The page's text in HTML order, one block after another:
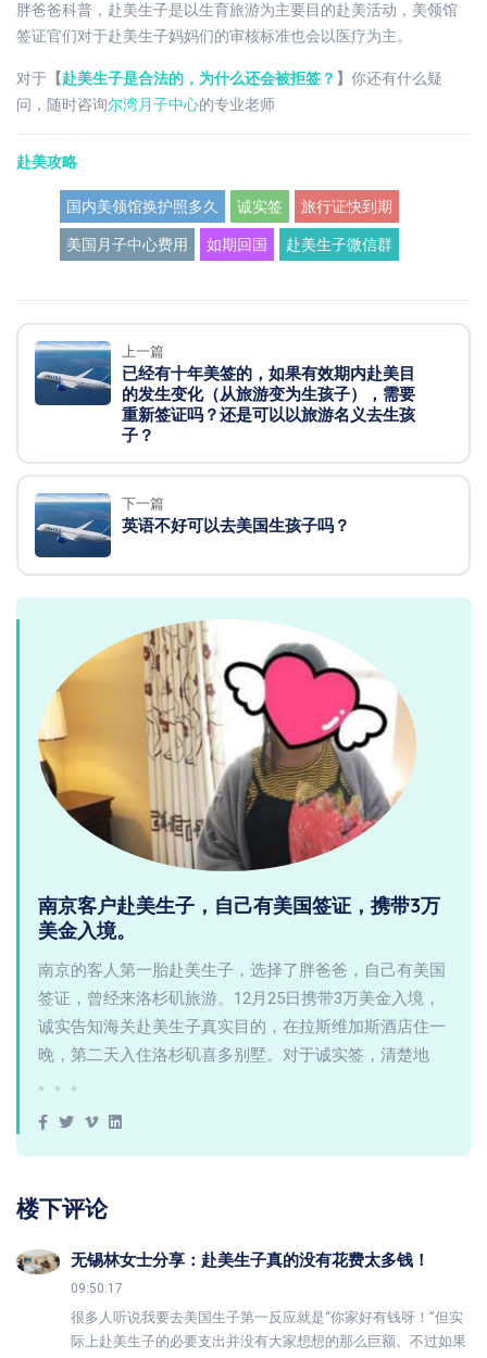
胖爸爸科普，赴美生子是以生育旅游为主要目的赴美活动，美领馆
签证官们对于赴美生子妈妈们的审核标准也会以医疗为主。
对于 【赴美生子是合法的，为什么还会被拒签？ 】 你还有什么疑
问，随时咨询尔湾月子中心的专业老师
赴美攻略
国内美领馆换护照多久 诚实签 旅行证快到期
美国月子中心费用 如期回国 赴美生子微信群
上一篇
已经有十年美签的，如果有效期内赴美目
的发生变化（从旅游变为生孩子），需要
重新签证吗？还是可以以旅游名义去生孩
子？
下一篇
英语不好可以去美国生孩子吗？
南京客户赴美生子，自己有美国签证，携带3万
美金入境。
南京的客人第一胎赴美生子，选择了胖爸爸，自己有美国
签证，曾经来洛杉矶旅游。12月25日携带3万美金入境，
诚实告知海关赴美生子真实目的，在拉斯维加斯酒店住一
晚，第二天入住洛杉矶喜多别墅。对于诚实签，清楚地
。。。
楼下评论
无锡林女士分享：赴美生子真的没有花费太多钱！
09:50:17
很多人听说我要去美国生子第一反应就是“你家好有钱呀！”但实
际上赴美生子的必要支出并没有大家想想的那么巨额。不过如果